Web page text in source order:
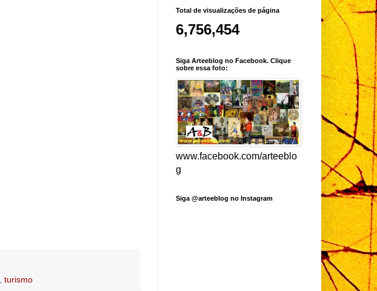
turismo
Total de visualizações de página
6,756,454
Siga Arteeblog no Facebook. Clique
sobre essa foto:
www.facebook.com/arteeblo
g
Siga @arteeblog no Instagram